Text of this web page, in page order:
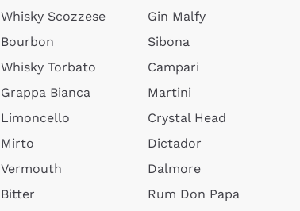
Whisky Scozzese
Bourbon
Whisky Torbato
Grappa Bianca
Limoncello
Mirto
Vermouth
Bitter
Gin Malfy
Sibona
Campari
Martini
Crystal Head
Dictador
Dalmore
Rum Don Papa